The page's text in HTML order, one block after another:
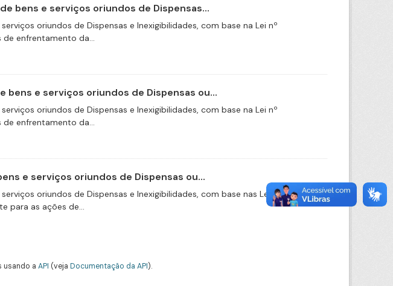
bens e serviços oriundos de Dispensas...
oriundos de Dispensas e Inexigibilidades, com base na Lei nº
de enfrentamento da...
bens e serviços oriundos de Dispensas ou...
oriundos de Dispensas e Inexigibilidades, com base na Lei nº
de enfrentamento da...
e serviços oriundos de Dispensas ou...
oriundos de Dispensas e Inexigibilidades, com base nas Leis nº
para as ações de...
usando a API (veja Documentação da API).